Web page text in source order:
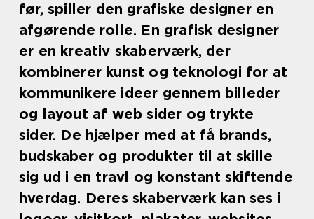
før, spiller den grafiske designer en
afgørende rolle. En grafisk designer
er en kreativ skaberværk, der
kombinerer kunst og teknologi for at
kommunikere ideer gennem billeder
og layout af web sider og trykte
sider. De hjælper med at få brands,
budskaber og produkter til at skille
sig ud i en travl og konstant skiftende
hverdag. Deres skaberværk kan ses i